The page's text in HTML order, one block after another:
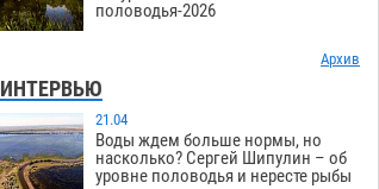
половодья-2026
Архив
ИНТЕРВЬЮ
21.04
Воды ждем больше нормы, но
насколько? Сергей Шипулин – об
уровне половодья и нересте рыбы